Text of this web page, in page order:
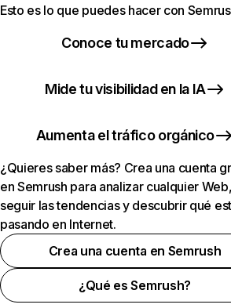
Esto es lo que puedes hacer con
Conoce tu mercado
Mide tu visibilidad en la IA
Aumenta el tráfico orgánico
¿Quieres saber más? Crea una cuenta
en Semrush para analizar cualquier
seguir las tendencias y descubrir qué
pasando en Internet.
Crea una cuenta en Semrush
¿Qué es Semrush?